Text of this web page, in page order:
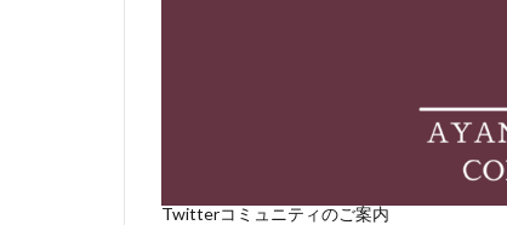
Twitterコミュニティのご案内